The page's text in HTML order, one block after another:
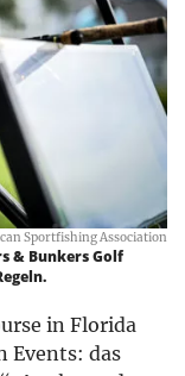
Sportfishing Association
& Bunkers Golf
in Florida
Events: das